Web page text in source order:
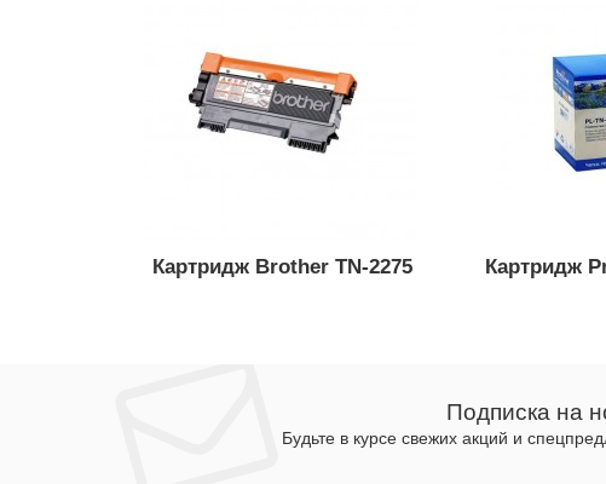
Картридж Brother TN-2275 Картридж
Подписка на
Будьте в курсе свежих акций и